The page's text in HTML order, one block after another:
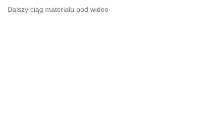
Dalszy ciąg materiału pod wideo